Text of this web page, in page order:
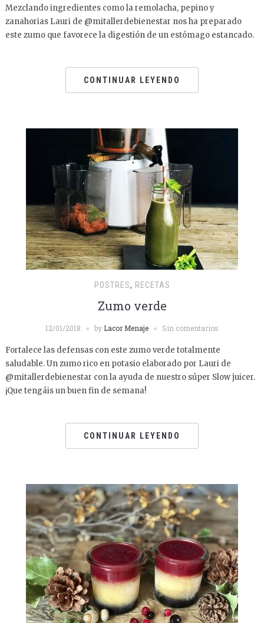
Mezclando ingredientes como la remolacha, pepino y
zanahorias Lauri de @mitallerdebienestar nos ha preparado
este zumo que favorece la digestión de un estómago estancado.
CONTINUAR LEYENDO
POSTRES, RECETAS
Zumo verde
12/01/2018 by Lacor Menaje Sin comentarios
Fortalece las defensas con este zumo verde totalmente
saludable. Un zumo rico en potasio elaborado por Lauri de
@mitallerdebienestar con la ayuda de nuestro súper Slow juicer.
¡Que tengáis un buen fin de semana!
CONTINUAR LEYENDO